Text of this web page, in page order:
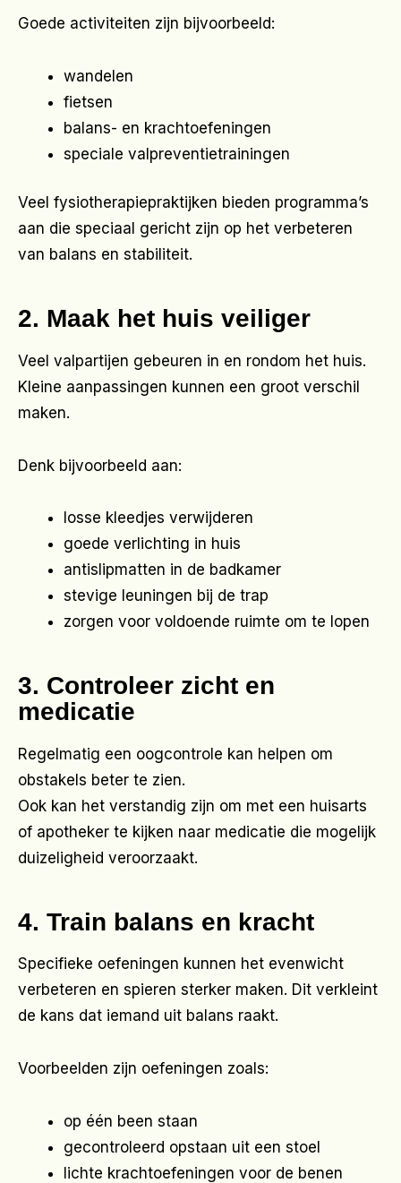
Goede activiteiten zijn bijvoorbeeld:
wandelen
fietsen
balans- en krachtoefeningen
speciale valpreventietrainingen
Veel fysiotherapiepraktijken bieden programma’s
aan die speciaal gericht zijn op het verbeteren
van balans en stabiliteit.
2. Maak het huis veiliger
Veel valpartijen gebeuren in en rondom het huis.
Kleine aanpassingen kunnen een groot verschil
maken.
Denk bijvoorbeeld aan:
losse kleedjes verwijderen
goede verlichting in huis
antislipmatten in de badkamer
stevige leuningen bij de trap
zorgen voor voldoende ruimte om te lopen
3. Controleer zicht en
medicatie
Regelmatig een oogcontrole kan helpen om
obstakels beter te zien.
Ook kan het verstandig zijn om met een huisarts
of apotheker te kijken naar medicatie die mogelijk
duizeligheid veroorzaakt.
4. Train balans en kracht
Specifieke oefeningen kunnen het evenwicht
verbeteren en spieren sterker maken. Dit verkleint
de kans dat iemand uit balans raakt.
Voorbeelden zijn oefeningen zoals:
op één been staan
gecontroleerd opstaan uit een stoel
lichte krachtoefeningen voor de benen